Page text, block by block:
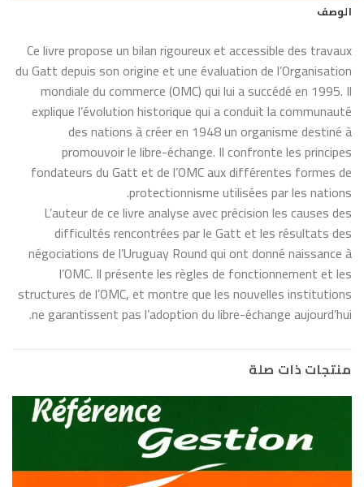
الوصف
Ce livre propose un bilan rigoureux et accessible des travaux
du Gatt depuis son origine et une évaluation de l’Organisation
mondiale du commerce (OMC) qui lui a succédé en 1995. Il
explique l’évolution historique qui a conduit la communauté
des nations à créer en 1948 un organisme destiné à
promouvoir le libre-échange. Il confronte les principes
fondateurs du Gatt et de l’OMC aux différentes formes de
protectionnisme utilisées par les nations.
L’auteur de ce livre analyse avec précision les causes des
difficultés rencontrées par le Gatt et les résultats des
négociations de l’Uruguay Round qui ont donné naissance à
l’OMC. Il présente les règles de fonctionnement et les
structures de l’OMC, et montre que les nouvelles institutions
ne garantissent pas l’adoption du libre-échange aujourd’hui.
منتجات ذات صلة